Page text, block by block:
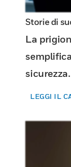
Storie di
La
sicurezza.
LEGGI IL